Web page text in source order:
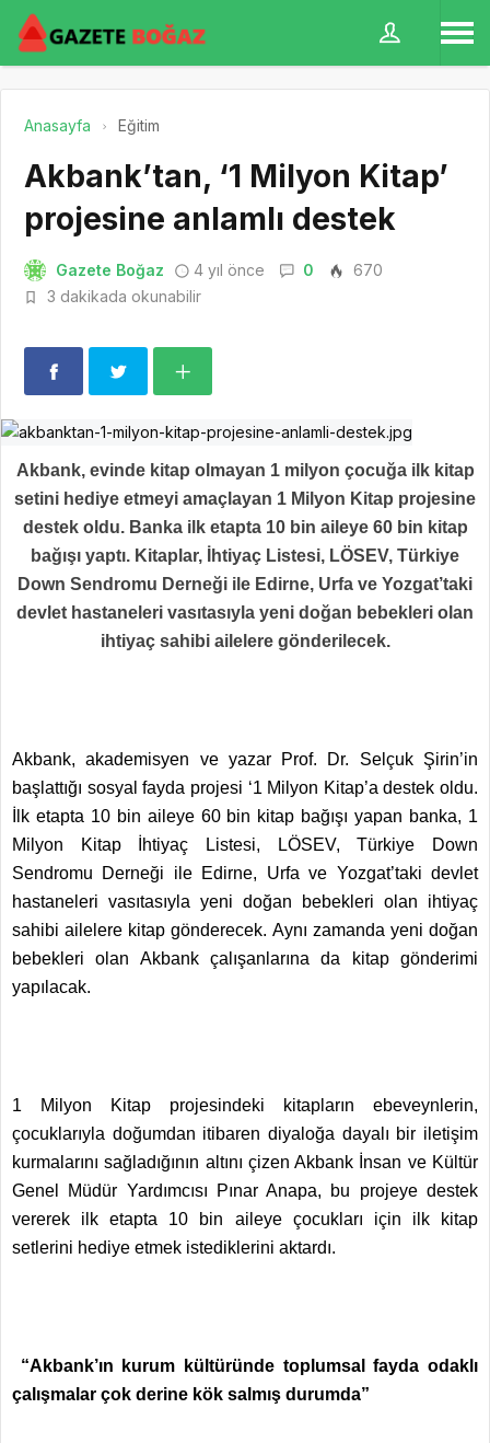
Anasayfa Eğitim
Akbank’tan, ‘1 Milyon Kitap’
projesine anlamlı destek
Gazete Boğaz 4 yıl önce 0
670
3 dakikada okunabilir
Akbank, evinde kitap olmayan 1 milyon çocuğa ilk kitap
setini hediye etmeyi amaçlayan 1 Milyon Kitap projesine
destek oldu. Banka ilk etapta 10 bin aileye 60 bin kitap
bağışı yaptı. Kitaplar, İhtiyaç Listesi, LÖSEV, Türkiye
Down Sendromu Derneği ile Edirne, Urfa ve Yozgat’taki
devlet hastaneleri vasıtasıyla yeni doğan bebekleri olan
ihtiyaç sahibi ailelere gönderilecek.
Akbank, akademisyen ve yazar Prof. Dr. Selçuk Şirin’in
başlattığı sosyal fayda projesi ‘1 Milyon Kitap’a destek oldu.
İlk etapta 10 bin aileye 60 bin kitap bağışı yapan banka, 1
Milyon Kitap İhtiyaç Listesi, LÖSEV, Türkiye Down
Sendromu Derneği ile Edirne, Urfa ve Yozgat’taki devlet
hastaneleri vasıtasıyla yeni doğan bebekleri olan ihtiyaç
sahibi ailelere kitap gönderecek. Aynı zamanda yeni doğan
bebekleri olan Akbank çalışanlarına da kitap gönderimi
yapılacak.
1 Milyon Kitap projesindeki kitapların ebeveynlerin,
çocuklarıyla doğumdan itibaren diyaloğa dayalı bir iletişim
kurmalarını sağladığının altını çizen Akbank İnsan ve Kültür
Genel Müdür Yardımcısı Pınar Anapa, bu projeye destek
vererek ilk etapta 10 bin aileye çocukları için ilk kitap
setlerini hediye etmek istediklerini aktardı.
“Akbank’ın kurum kültüründe toplumsal fayda odaklı
çalışmalar çok derine kök salmış durumda”